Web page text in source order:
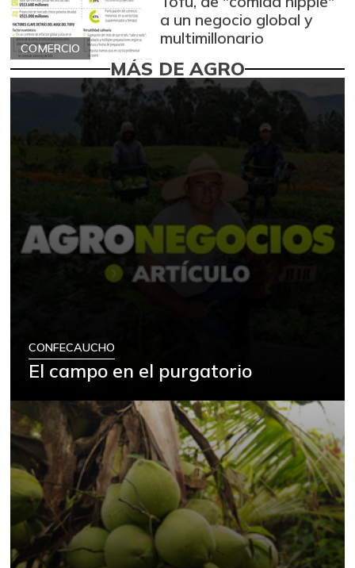
COMERCIO
a un negocio global y
multimillonario
MÁS DE AGRO
CONFECAUCHO
El campo en el purgatorio